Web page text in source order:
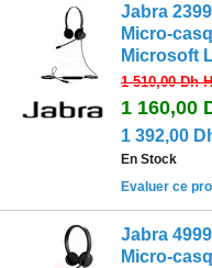
Jabra
Micro-
Microsoft
1 510,00 Dh
1 160,00
1 392,00
En Stock
Evaluer ce
Jabra
Micro-